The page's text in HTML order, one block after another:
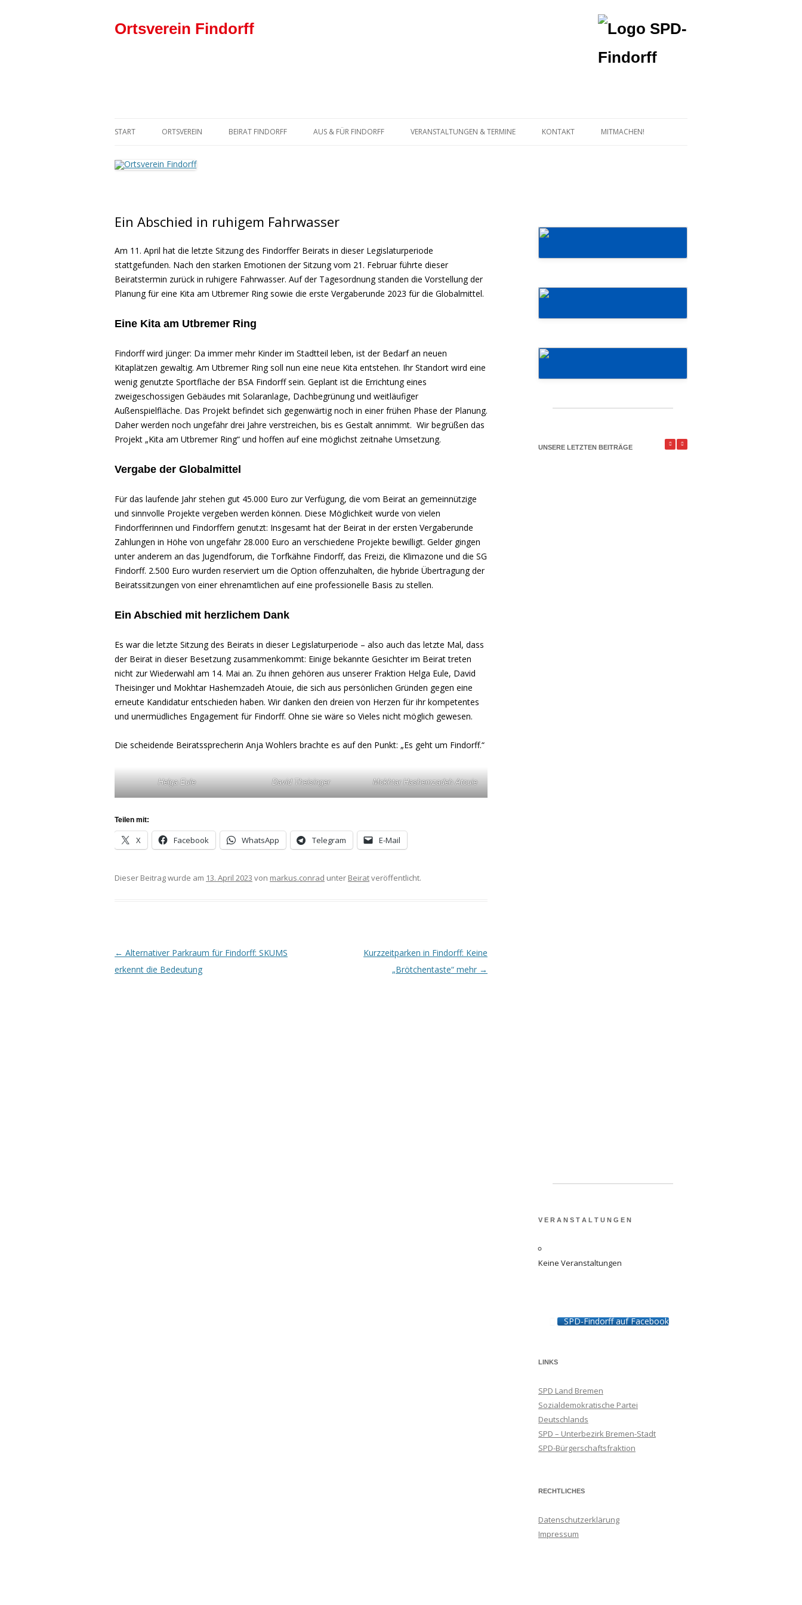
Ortsverein Findorff
Inhalt
START ORTSVEREIN BEIRAT FINDORFF AUS & FÜR FINDORFF VERANSTALTUNGEN & TERMINE KONTAKT MITMACHEN!
Ein Abschied in ruhigem Fahrwasser
Am 11. April hat die letzte Sitzung des Findorffer Beirats in dieser Legislaturperiode
stattgefunden. Nach den starken Emotionen der Sitzung vom 21. Februar führte dieser
Beiratstermin zurück in ruhigere Fahrwasser. Auf der Tagesordnung standen die Vorstellung der
Planung für eine Kita am Utbremer Ring sowie die erste Vergaberunde 2023 für die Globalmittel.
Eine Kita am Utbremer Ring
Findorff wird jünger: Da immer mehr Kinder im Stadtteil leben, ist der Bedarf an neuen
Kitaplätzen gewaltig. Am Utbremer Ring soll nun eine neue Kita entstehen. Ihr Standort wird eine
wenig genutzte Sportfläche der BSA Findorff sein. Geplant ist die Errichtung eines
zweigeschossigen Gebäudes mit Solaranlage, Dachbegrünung und weitläufiger
Außenspielfläche. Das Projekt befindet sich gegenwärtig noch in einer frühen Phase der Planung.
Daher werden noch ungefähr drei Jahre verstreichen, bis es Gestalt annimmt. Wir begrüßen das
Projekt „Kita am Utbremer Ring“ und hoffen auf eine möglichst zeitnahe Umsetzung.
Vergabe der Globalmittel
Für das laufende Jahr stehen gut 45.000 Euro zur Verfügung, die vom Beirat an gemeinnützige
und sinnvolle Projekte vergeben werden können. Diese Möglichkeit wurde von vielen
Findorfferinnen und Findorffern genutzt: Insgesamt hat der Beirat in der ersten Vergaberunde
Zahlungen in Höhe von ungefähr 28.000 Euro an verschiedene Projekte bewilligt. Gelder gingen
unter anderem an das Jugendforum, die Torfkähne Findorff, das Freizi, die Klimazone und die SG
Findorff. 2.500 Euro wurden reserviert um die Option offenzuhalten, die hybride Übertragung der
Beiratssitzungen von einer ehrenamtlichen auf eine professionelle Basis zu stellen.
Ein Abschied mit herzlichem Dank
Es war die letzte Sitzung des Beirats in dieser Legislaturperiode – also auch das letzte Mal, dass
der Beirat in dieser Besetzung zusammenkommt: Einige bekannte Gesichter im Beirat treten
nicht zur Wiederwahl am 14. Mai an. Zu ihnen gehören aus unserer Fraktion Helga Eule, David
Theisinger und Mokhtar Hashemzadeh Atouie, die sich aus persönlichen Gründen gegen eine
erneute Kandidatur entschieden haben. Wir danken den dreien von Herzen für ihr kompetentes
und unermüdliches Engagement für Findorff. Ohne sie wäre so Vieles nicht möglich gewesen.
Die scheidende Beiratssprecherin Anja Wohlers brachte es auf den Punkt: „Es geht um Findorff.“
Helga Eule David Theisinger Mokhtar Hashemzadeh Atouie
Teilen mit:
X Facebook WhatsApp Telegram E-Mail
Dieser Beitrag wurde am 13. April 2023 von markus.conrad unter Beiratveröffentlicht.
Beitragsnavigation
← Alternativer Parkraum für Findorff: SKUMS
erkennt die Bedeutung
Kurzzeitparken in Findorff: Keine
„Brötchentaste“ mehr →
UNSERE LETZTEN BEITRÄGE
V E R A N S T A L T U N G E N
Keine Veranstaltungen
SPD-Findorff auf Facebook
LINKS
SPD Land Bremen
Sozialdemokratische Partei
Deutschlands
SPD – Unterbezirk Bremen-Stadt
SPD-Bürgerschaftsfraktion
RECHTLICHES
Datenschutzerklärung
Impressum